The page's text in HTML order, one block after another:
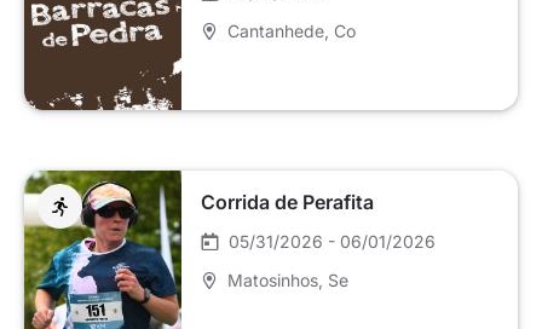
Cantanhede , Co
Corrida de Perafita
05/31/2026 - 06/01/2026
Matosinhos , Se